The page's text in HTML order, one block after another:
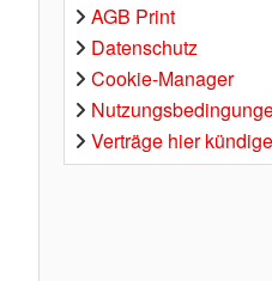
AGB Print
Datenschutz
Cookie-Manager
Verträge hier